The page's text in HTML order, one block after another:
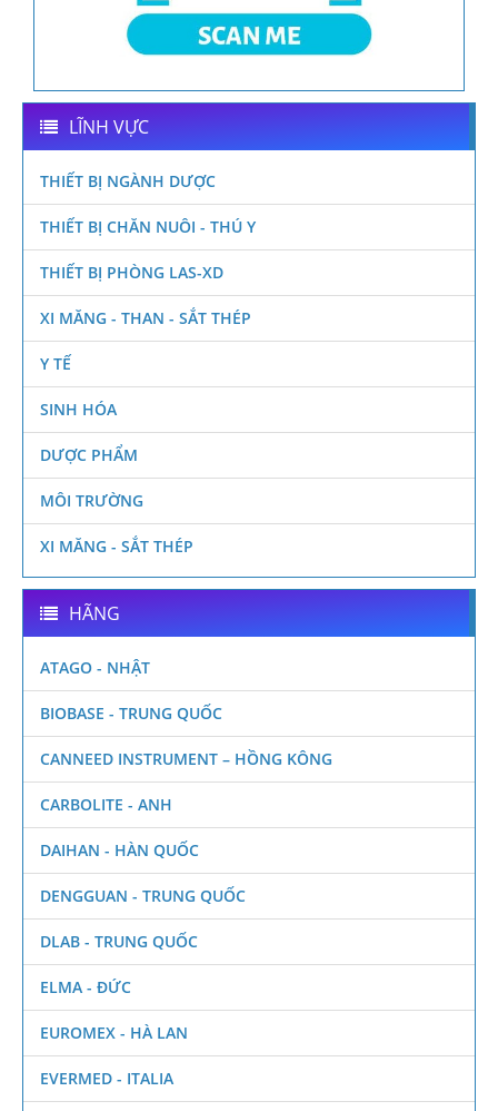
LĨNH VỰC
THIẾT BỊ NGÀNH DƯỢC
THIẾT BỊ CHĂN NUÔI - THÚ Y
THIẾT BỊ PHÒNG LAS-XD
XI MĂNG - THAN - SẮT THÉP
Y TẾ
SINH HÓA
DƯỢC PHẨM
MÔI TRƯỜNG
XI MĂNG - SẮT THÉP
HÃNG
ATAGO - NHẬT
BIOBASE - TRUNG QUỐC
CANNEED INSTRUMENT – HỒNG KÔNG
CARBOLITE - ANH
DAIHAN - HÀN QUỐC
DENGGUAN - TRUNG QUỐC
DLAB - TRUNG QUỐC
ELMA - ĐỨC
EUROMEX - HÀ LAN
EVERMED - ITALIA